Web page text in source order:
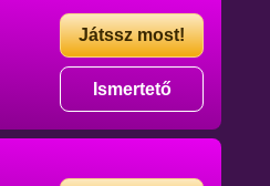
Játssz most!
Ismertető